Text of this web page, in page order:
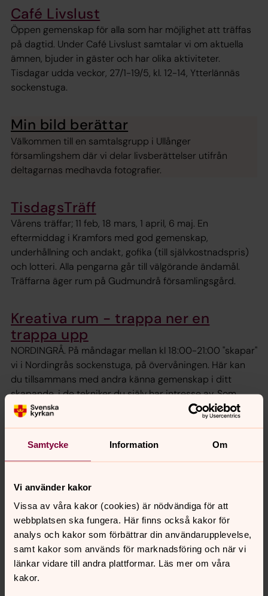
Samtycke Information Om
Vi använder kakor
Vissa av våra kakor (cookies) är nödvändiga för att
webbplatsen ska fungera. Här finns också kakor för
analys och kakor som förbättrar din användarupplevelse,
samt kakor som används för marknadsföring och när vi
länkar vidare till andra plattformar. Läs mer om våra
kakor.
Café Livslust
Öppen gemenskap för alla som har möjlighet att träffas
på dagtid. Under Café Livslust samtalar vi om aktuella
ämnen, bjuder in gäster och har olika aktiviteter.
Tisdagar udda veckor, 27/1-19/5, kl. 12-14, Ytterlännäs
sockenstuga.
Min bild berättar
Välkommen till en samtalsgrupp i Ullånger
församlingshem där vi delar livsberättelser utifrån
deltagarnas medhavda fotografier.
TisdagsTräff
Vårens träffar; 11 feb, 18 mars, 1 april, 6 maj. En
eftermiddag i Kramfors med god gemenskap,
underhållning och andakt, gofika (till självkostnadspris)
och lotteri. Alla pengarna går till välgörande ändamål.
Träffarna äger rum på Gudmundrå församlingsgård.
Kreativa rum - trappa ner en
trappa upp
NORDINGRÅ. På måndagar mellan kl 18:00-21:00 "skapar"
vi i Nordingrås sockenstuga, på övervåningen. Här kan
du tillsammans med andra känna gemenskap i ditt
skapande, i de tekniker du själv har intresse av. Som
grupp eller enskilt. Bara fantasin sätter gränser.
Samtal kring elden om Bibeln och
livet
veckor kl. 18:00-19:30. Vi läser tillsammans några
bibelverser, samtalar och reflekterar.
Livets trådar
Välkommen till Ullångers församlingshem och en
teckenspråkig samtalsgrupp för fullt teckenspråkiga, om